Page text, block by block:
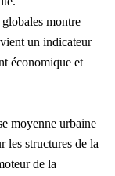
globales montre
un indicateur
économique et
moyenne urbaine
les structures de la
de la